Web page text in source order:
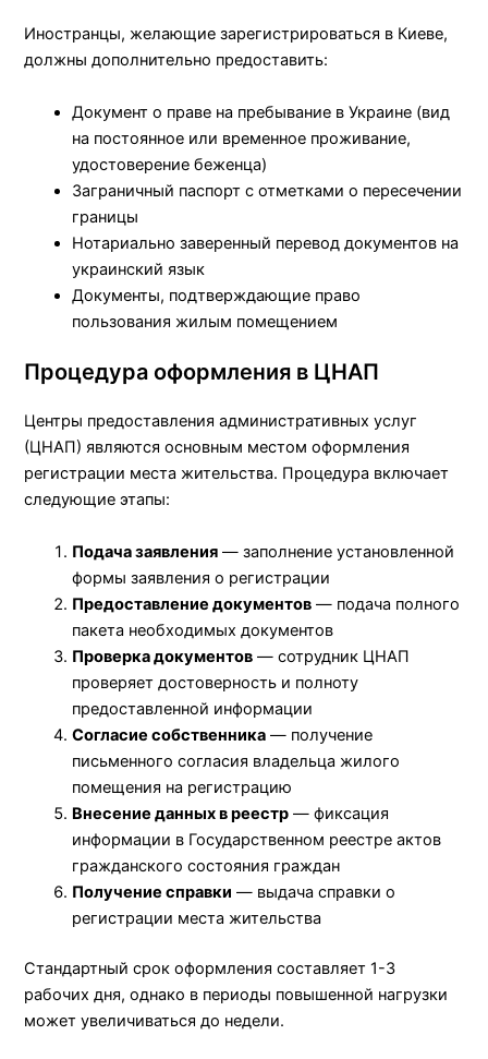
Иностранцы, желающие зарегистрироваться в Киеве,
должны дополнительно предоставить:
Документ о праве на пребывание в Украине (вид
на постоянное или временное проживание,
удостоверение беженца)
Заграничный паспорт с отметками о пересечении
границы
Нотариально заверенный перевод документов на
украинский язык
Документы, подтверждающие право
пользования жилым помещением
Процедура оформления в ЦНАП
Центры предоставления административных услуг
(ЦНАП) являются основным местом оформления
регистрации места жительства. Процедура включает
следующие этапы:
Подача заявления — заполнение установленной
формы заявления о регистрации
Предоставление документов — подача полного
пакета необходимых документов
Проверка документов — сотрудник ЦНАП
проверяет достоверность и полноту
предоставленной информации
Согласие собственника — получение
письменного согласия владельца жилого
помещения на регистрацию
Внесение данных в реестр — фиксация
информации в Государственном реестре актов
гражданского состояния граждан
Получение справки — выдача справки о
регистрации места жительства
Стандартный срок оформления составляет 1-3
рабочих дня, однако в периоды повышенной нагрузки
может увеличиваться до недели.